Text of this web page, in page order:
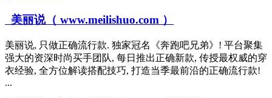
美丽说（ www.meilishuo.com ）
美丽说, 只做正确流行款. 独家冠名《奔跑吧兄弟》! 平台聚集
强大的资深时尚买手团队, 每日推出正确新款, 传授最权威的穿
衣经验, 全方位解读搭配技巧, 打造当季最前沿的正确流行款!
...